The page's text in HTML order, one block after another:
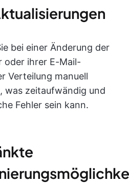
bei einer Änderung der
oder ihrer E-Mail-
Verteilung manuell
was zeitaufwändig und
Fehler sein kann.